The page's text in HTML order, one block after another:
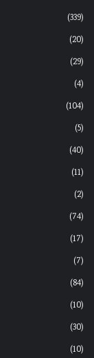
(339)
(20)
(29)
(4)
(104)
(5)
(40)
(11)
(2)
(74)
(17)
(7)
(84)
(10)
(30)
(10)